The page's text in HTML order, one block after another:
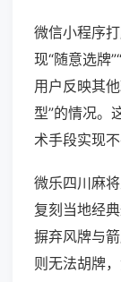
微信小程序
现“随意选牌
用户反映其
型”的情况。
术手段实现不
微乐四川麻
复刻当地经
摒弃风牌与
则无法胡牌